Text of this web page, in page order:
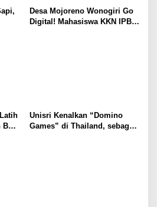
Desa Mojoreno Wonogiri Go
Digital! Mahasiswa KKN IPB
Unisri Kenalkan “Domino
Games” di Thailand, sebagai